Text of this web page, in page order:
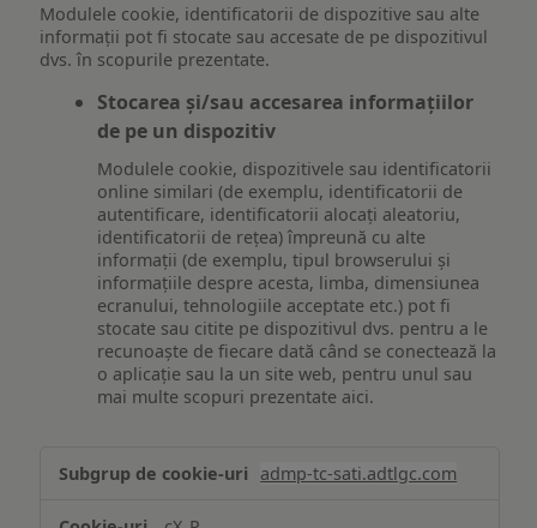
Modulele cookie, identificatorii de dispozitive sau alte
informații pot fi stocate sau accesate de pe dispozitivul
dvs. în scopurile prezentate.
Stocarea și/sau accesarea informațiilor
de pe un dispozitiv
Modulele cookie, dispozitivele sau identificatorii
online similari (de exemplu, identificatorii de
autentificare, identificatorii alocați aleatoriu,
identificatorii de rețea) împreună cu alte
informații (de exemplu, tipul browserului și
informațiile despre acesta, limba, dimensiunea
ecranului, tehnologiile acceptate etc.) pot fi
stocate sau citite pe dispozitivul dvs. pentru a le
recunoaște de fiecare dată când se conectează la
o aplicație sau la un site web, pentru unul sau
mai multe scopuri prezentate aici.
și/sau
admp-tc-sati.adtlgc.com